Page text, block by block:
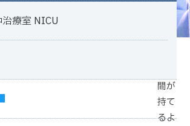
ふれ
間が
持て
るよ
療室 NICU